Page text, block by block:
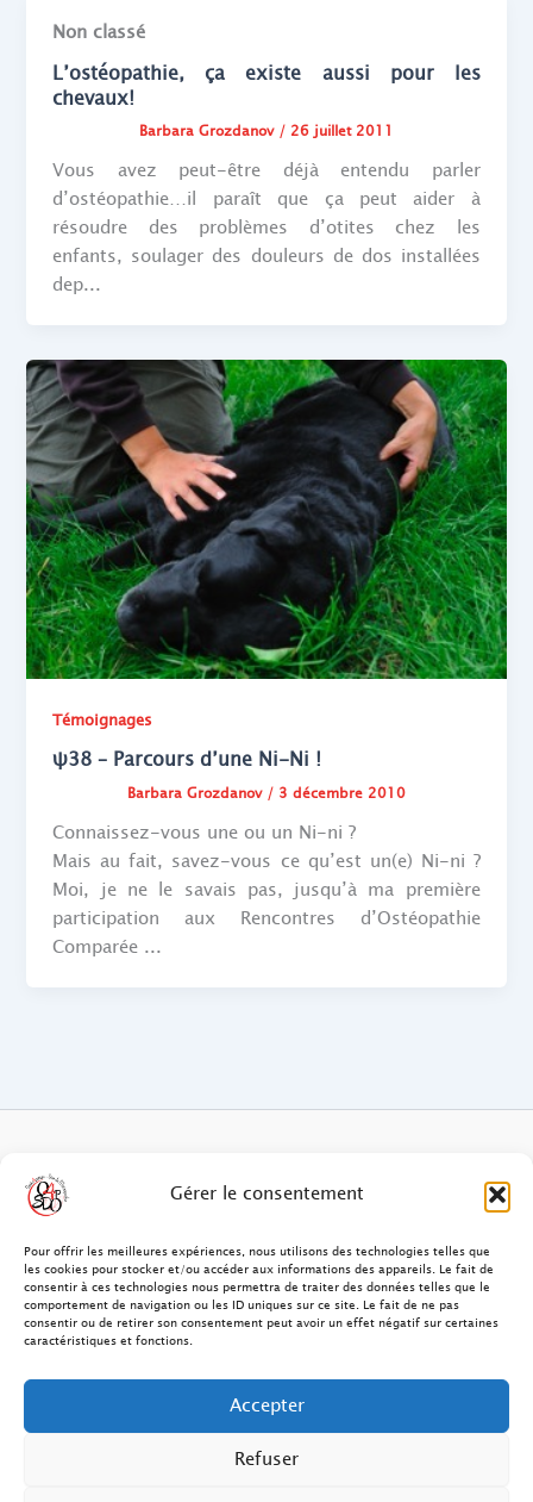
Gérer le consentement
Pour offrir les meilleures expériences, nous utilisons des technologies telles que
les cookies pour stocker et/ou accéder aux informations des appareils. Le fait de
consentir à ces technologies nous permettra de traiter des données telles que le
comportement de navigation ou les ID uniques sur ce site. Le fait de ne pas
consentir ou de retirer son consentement peut avoir un effet négatif sur certaines
caractéristiques et fonctions.
Accepter
Refuser
Non classé
L’ostéopathie, ça existe aussi pour les
chevaux!
Barbara Grozdanov/ 26 juillet 2011
Vous avez peut-être déjà entendu parler
d’ostéopathie…il paraît que ça peut aider à
résoudre des problèmes d’otites chez les
enfants, soulager des douleurs de dos installées
dep...
Témoignages
ψ38 – Parcours d’une Ni-Ni !
Barbara Grozdanov/ 3 décembre 2010
Connaissez-vous une ou un Ni-ni ?
Mais au fait, savez-vous ce qu’est un(e) Ni-ni ?
Moi, je ne le savais pas, jusqu’à ma première
participation aux Rencontres d’Ostéopathie
Comparée ...
FAQ des patients/clients
Contact
FAQ Ostéopathie Humaine
Mentions Légales